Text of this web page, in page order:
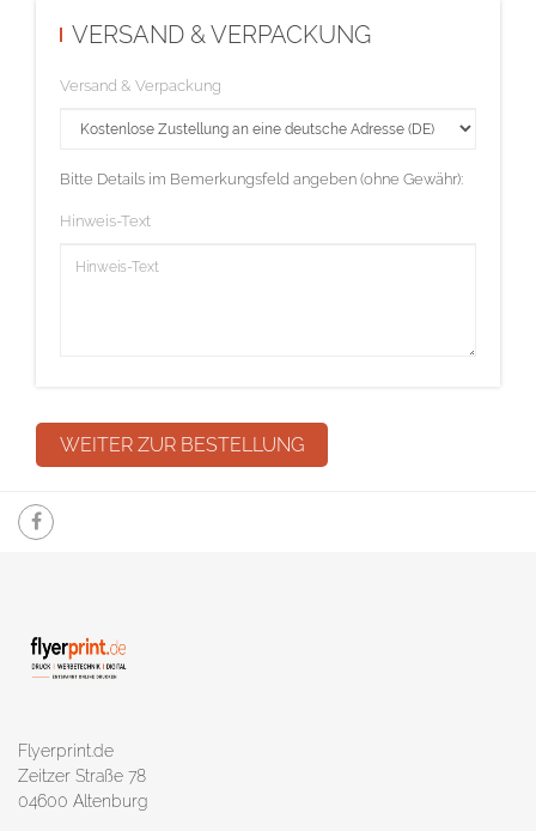
VERSAND & VERPACKUNG
Versand & Verpackung
Bitte Details im Bemerkungsfeld angeben (ohne Gewähr):
Hinweis-Text
Flyerprint.de
Zeitzer Straße 78
04600 Altenburg